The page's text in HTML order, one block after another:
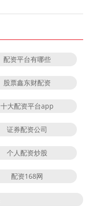
配资平台有哪些
股票鑫东财配资
十大配资平台app
证券配资公司
个人配资炒股
配资168网